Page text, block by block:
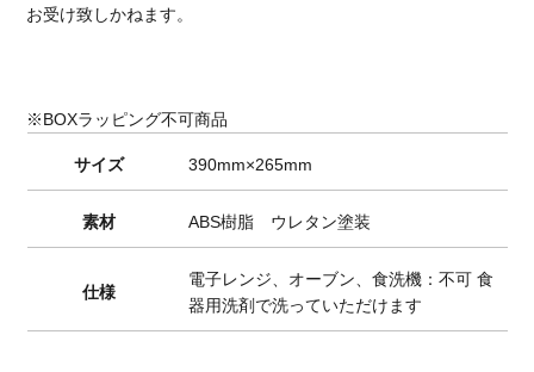
お受け致しかねます。
※BOXラッピング不可商品
サイズ 390mm×265mm
素材 ABS樹脂 ウレタン塗装
仕様
電子レンジ、オーブン、食洗機：不可 食
器用洗剤で洗っていただけます